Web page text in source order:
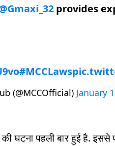
provides
#MCCLaws
(@MCCOfficial) January
घटना पहली बार हुई है.